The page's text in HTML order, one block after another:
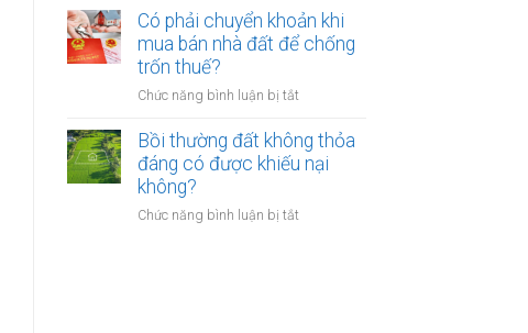
khách
hàng
như
xây
nhà
thăng
tiến
nhà
sẽ
thực
Có phải chuyển khoản khi
mua bán nhà đất để chống
trốn thuế?
Chức năng bình luận bị tắt
phải
chuyển
khoản
mua
Bồi thường đất không thỏa
đáng có được khiếu nại
không?
Chức năng bình luận bị tắt